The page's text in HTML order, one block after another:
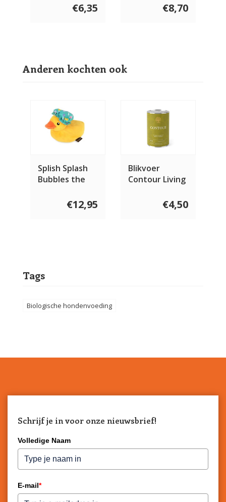
€6,35 €8,70
Anderen kochten ook
Splish Splash
Bubbles the
€12,95
Blikvoer
Contour Living
€4,50
Tags
Biologische hondenvoeding
Schrijf je in voor onze nieuwsbrief!
Volledige Naam
E-mail*